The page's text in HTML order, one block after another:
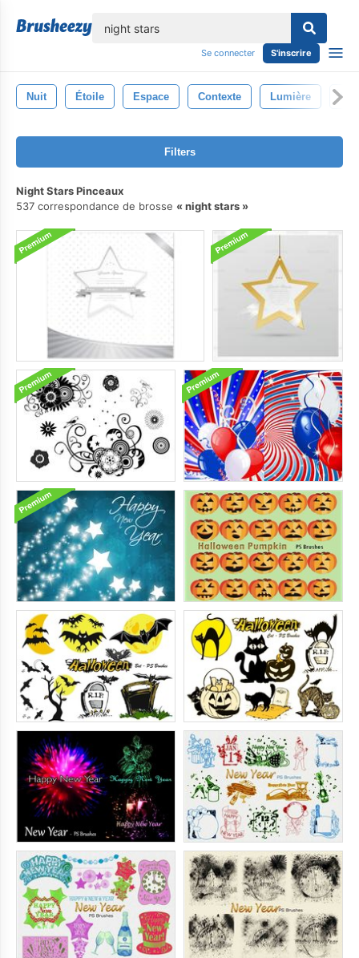
Se connecter S'inscrire
Nuit Étoile Espace Contexte Lumière
Filters
Night Stars Pinceaux
537 correspondance de brosse
night stars